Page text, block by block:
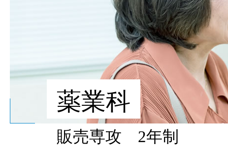
薬業科
販売専攻 2年制